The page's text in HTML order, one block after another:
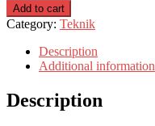
Add to cart
Category: Teknik
Description
Additional information
Description